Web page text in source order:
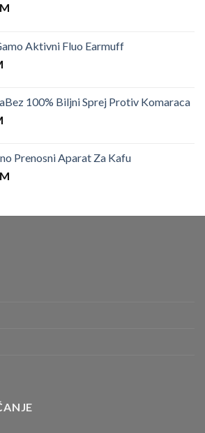
Aktivni Fluo Earmuff
100% Biljni Sprej Protiv Komaraca
Prenosni Aparat Za Kafu